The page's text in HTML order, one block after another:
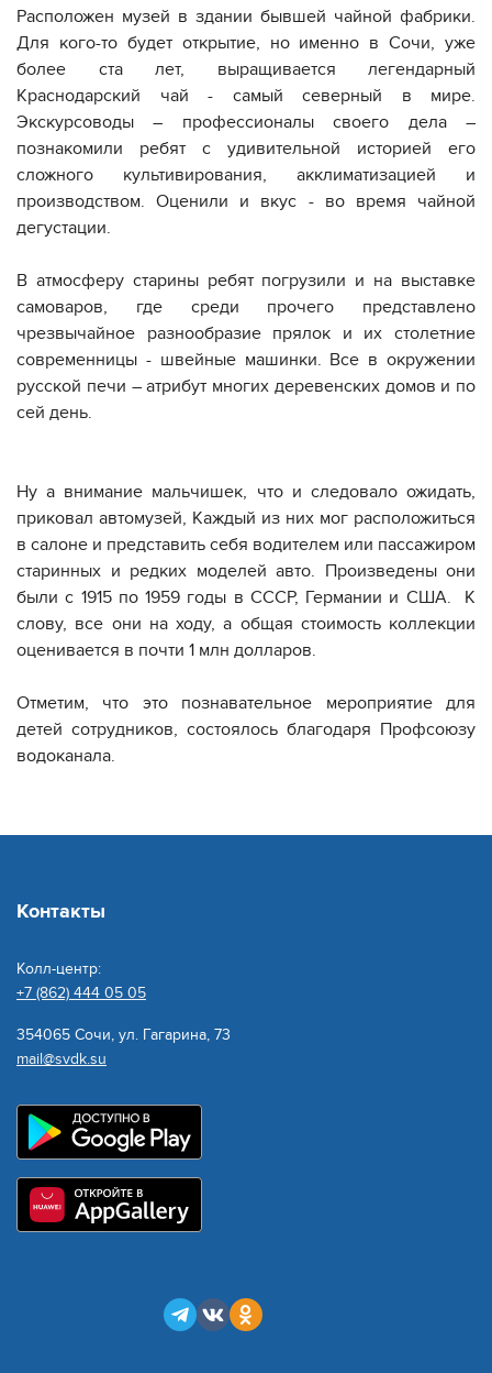
Расположен музей в здании бывшей чайной фабрики.
Для кого-то будет открытие, но именно в Сочи, уже
более ста лет, выращивается легендарный
Краснодарский чай - самый северный в мире.
Экскурсоводы – профессионалы своего дела –
познакомили ребят с удивительной историей его
сложного культивирования, акклиматизацией и
производством. Оценили и вкус - во время чайной
дегустации.
В атмосферу старины ребят погрузили и на выставке
самоваров, где среди прочего представлено
чрезвычайное разнообразие прялок и их столетние
современницы - швейные машинки. Все в окружении
русской печи – атрибут многих деревенских домов и по
сей день.
Ну а внимание мальчишек, что и следовало ожидать,
приковал автомузей, Каждый из них мог расположиться
в салоне и представить себя водителем или пассажиром
старинных и редких моделей авто. Произведены они
были с 1915 по 1959 годы в СССР, Германии и США. К
слову, все они на ходу, а общая стоимость коллекции
оценивается в почти 1 млн долларов.
Отметим, что это познавательное мероприятие для
детей сотрудников, состоялось благодаря Профcоюзу
водоканала.
Контакты
Колл-центр:
+7 (862) 444 05 05
354065 Сочи, ул. Гагарина, 73
mail@svdk.su